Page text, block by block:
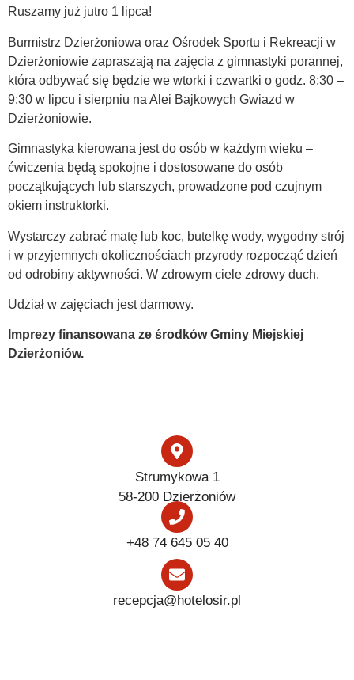
Ruszamy już jutro 1 lipca!
Burmistrz Dzierżoniowa oraz Ośrodek Sportu i Rekreacji w
Dzierżoniowie zapraszają na zajęcia z gimnastyki porannej,
która odbywać się będzie we wtorki i czwartki o godz. 8:30 –
9:30 w lipcu i sierpniu na Alei Bajkowych Gwiazd w
Dzierżoniowie.
Gimnastyka kierowana jest do osób w każdym wieku –
ćwiczenia będą spokojne i dostosowane do osób
początkujących lub starszych, prowadzone pod czujnym
okiem instruktorki.
Wystarczy zabrać matę lub koc, butelkę wody, wygodny strój
i w przyjemnych okolicznościach przyrody rozpocząć dzień
od odrobiny aktywności. W zdrowym ciele zdrowy duch.
Udział w zajęciach jest darmowy.
Imprezy finansowana ze środków Gminy Miejskiej
Dzierżoniów.
Strumykowa 1
58-200 Dzierżoniów
+48 74 645 05 40
recepcja@hotelosir.pl